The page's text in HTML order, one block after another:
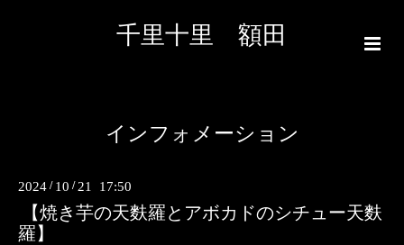
千里十里 額田
インフォメーション
2024 / 10 / 21 17:50
【焼き芋の天麩羅とアボカドのシチュー天麩
羅】